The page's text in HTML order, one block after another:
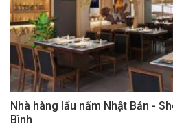
Nhà hàng lẩu nấm Nhật Bản -
Bình